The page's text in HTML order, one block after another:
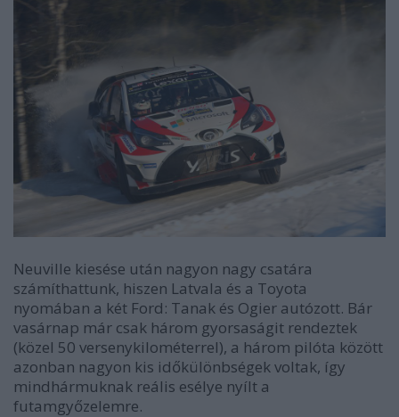
Neuville kiesése után nagyon nagy csatára
számíthattunk, hiszen Latvala és a Toyota
nyomában a két Ford: Tanak és Ogier autózott. Bár
vasárnap már csak három gyorsaságit rendeztek
(közel 50 versenykilométerrel), a három pilóta között
azonban nagyon kis időkülönbségek voltak, így
mindhármuknak reális esélye nyílt a
futamgyőzelemre.